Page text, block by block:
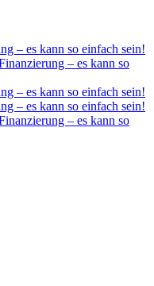
– es kann so einfach sein!
– es kann so
– es kann so einfach sein!
– es kann so einfach sein!
– es kann so